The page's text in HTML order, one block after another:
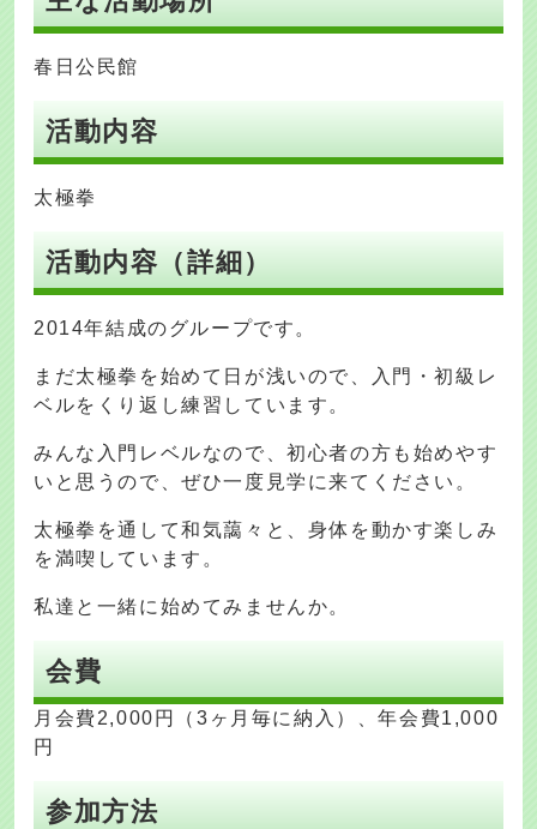
春日公民館
活動内容
太極拳
活動内容（詳細）
2014年結成のグループです。
まだ太極拳を始めて日が浅いので、入門・初級レ
ベルをくり返し練習しています。
みんな入門レベルなので、初心者の方も始めやす
いと思うので、ぜひ一度見学に来てください。
太極拳を通して和気藹々と、身体を動かす楽しみ
を満喫しています。
私達と一緒に始めてみませんか。
会費
月会費2,000円（3ヶ月毎に納入）、年会費1,000
円
参加方法